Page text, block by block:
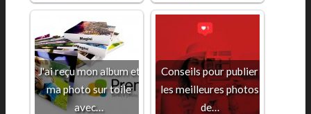
J'ai reçu mon album et
ma photo sur toile
avec…
Conseils pour publier
les meilleures photos
de…